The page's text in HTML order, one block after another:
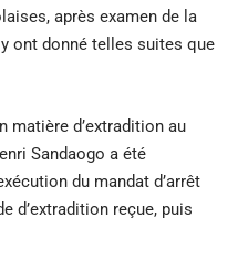
après examen de la
ont donné telles suites que
matière d’extradition au
Sandaogo a été
du mandat d’arrêt
d’extradition reçue, puis